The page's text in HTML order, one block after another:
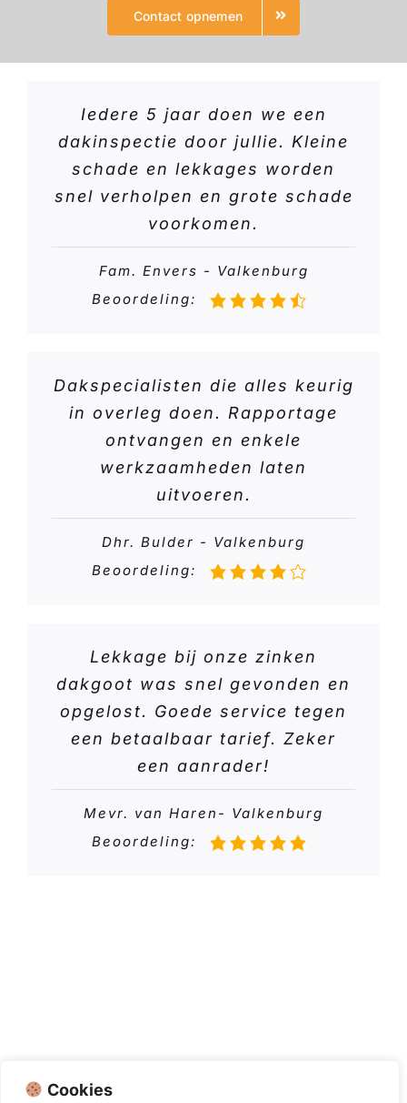
Cookies
Contact opnemen
Iedere 5 jaar doen we een
dakinspectie door jullie. Kleine
schade en lekkages worden
snel verholpen en grote schade
voorkomen.
Fam. Envers - Valkenburg
Beoordeling:
Dakspecialisten die alles keurig
in overleg doen. Rapportage
ontvangen en enkele
werkzaamheden laten
uitvoeren.
Dhr. Bulder - Valkenburg
Beoordeling:
Lekkage bij onze zinken
dakgoot was snel gevonden en
opgelost. Goede service tegen
een betaalbaar tarief. Zeker
een aanrader!
Mevr. van Haren- Valkenburg
Beoordeling: